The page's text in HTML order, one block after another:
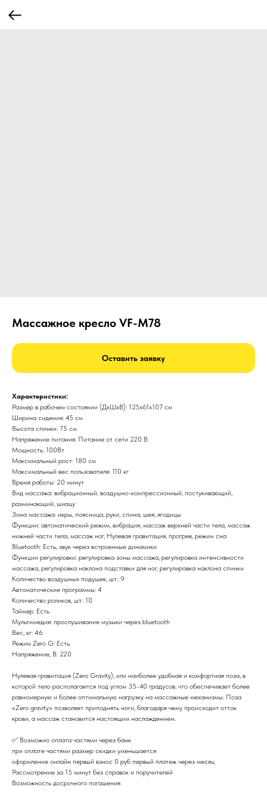
Массажное кресло VF-M78
Оставить заявку
Характеристики:
Размер в рабочем состоянии (ДxШxВ): 125x61x107 см
Ширина сидения: 45 см
Высота спинки: 75 см
Напряжение питания: Питание от сети 220 В
Мощность: 100Вт
Максимальный рост: 180 см
Максимальный вес пользователя: 110 кг
Время работы: 20 минут
Вид массажа: вибрационный, воздушно-компрессионный, постукивающий,
разминающий, шиацу
Зона массажа: икры, поясница, руки, спина, шея, ягодицы
Функции: автоматический режим, вибрация, массаж верхней части тела, массаж
нижней части тела, массаж ног, Нулевая гравитация, прогрев, режим сна
Bluetooth: Есть, звук через встроенные динамики
Функции регулировки: регулировка зоны массажа, регулировка интенсивности
массажа, регулировка наклона подставки для ног, регулировка наклона спинки
Количество воздушных подушек, шт.: 9
Автоматические программы: 4
Количество роликов, шт.: 10
Таймер: Есть
Мультимедия: прослушивание музыки через bluetooth
Вес, кг: 46
Режим Zero G: Есть
Напряжение, В: 220
Нулевая гравитация (Zero Gravity), или наиболее удобная и комфортная поза, в
которой тело располагается под углом 35-40 градусов, что обеспечивает более
равномерную и более оптимальную нагрузку на массажные механизмы. Поза
«Zero gravity» позволяет приподнять ноги, благодаря чему происходит отток
крови, а массаж становится настоящим наслаждением.
✅ Возможно оплата частями через банк
при оплате частями размер скидки уменьшается
оформление онлайн первый взнос 0 руб первый платеж через месяц
Рассмотрение за 15 минут без справок и поручителей
Возможность досрочного погашения